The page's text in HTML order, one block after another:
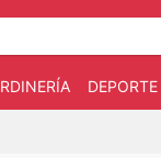
DEPORTE